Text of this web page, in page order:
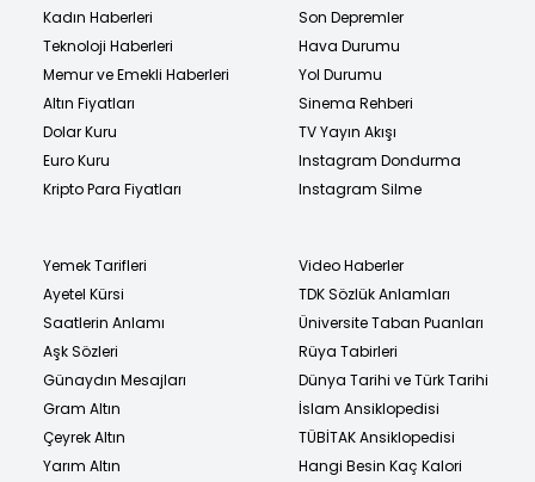
Kadın Haberleri
Teknoloji Haberleri
Memur ve Emekli Haberleri
Altın Fiyatları
Dolar Kuru
Euro Kuru
Kripto Para Fiyatları
Son Depremler
Hava Durumu
Yol Durumu
Sinema Rehberi
TV Yayın Akışı
Instagram Dondurma
Instagram Silme
Yemek Tarifleri
Ayetel Kürsi
Saatlerin Anlamı
Aşk Sözleri
Günaydın Mesajları
Gram Altın
Çeyrek Altın
Yarım Altın
Video Haberler
TDK Sözlük Anlamları
Üniversite Taban Puanları
Rüya Tabirleri
Dünya Tarihi ve Türk Tarihi
İslam Ansiklopedisi
TÜBİTAK Ansiklopedisi
Hangi Besin Kaç Kalori